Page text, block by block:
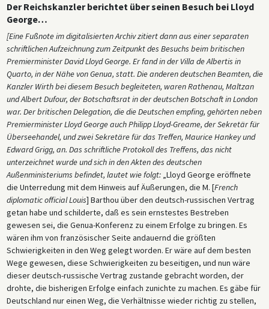
Störungen endete die Konferenz von Genua selbst in völliger
Uneinigkeit: Deutschland wurde ausgeschlossen, Frankreich und
Belgien zogen sich vorzeitig zurück, Russland lehnte das
Schlussdokument ab, und die verbleibenden Teilnehmer erreichten
letztlich kaum mehr als eine teilweise Rückkehr zum Goldstandard.
Einer der interessantesten Teile des Dokuments ist die ausführliche
Zusammenfassung des privaten Treffens, das kurz zuvor zwischen
Reichskanzler Wirth und drei anderen deutschen Beamten auf der
einen Seite und Premierminister Lloyd George und drei britischen
Beamten auf der anderen Seite stattgefunden hatte. Laut der
Zusammenfassung, die ausschließlich aus deutscher Sicht verfasst
wurde, versuchte Lloyd George, die französische Feindseligkeit
gegenüber Deutschland einzuschränken, und fühlte sich dann in seinem
Ziel, eine gesamteuropäische Einigung zu erzielen, durch die
ungeschickten Annäherungsversuche Deutschlands an Russland, die
sein feines staatsmännisches Gespür gestört hatten, enttäuscht.
Außenminister Rathenau brachte seinerseits den deutschen Verdacht
zum Ausdruck, dass Deutschland von wichtigen Verhandlungen auf der
Konferenz von Genua und damit von der entstehenden europäischen
Ordnung ausgeschlossen wurde.
In der Zusammenfassung werden die Gespräche erwähnt, die der
deutsche Diplomat Adolf Georg Otto „Ago“ von Maltzan, der im
Auswärtigen Amt die Osteuropapolitik leitete und eine führende Rolle
Der Reichskanzler berichtet über seinen Besuch bei Lloyd
George…
[Eine Fußnote im digitalisierten Archiv zitiert dann aus einer separaten
schriftlichen Aufzeichnung zum Zeitpunkt des Besuchs beim britischen
Premierminister David Lloyd George. Er fand in der Villa de Albertis in
Quarto, in der Nähe von Genua, statt. Die anderen deutschen Beamten, die
Kanzler Wirth bei diesem Besuch begleiteten, waren Rathenau, Maltzan
und Albert Dufour, der Botschaftsrat in der deutschen Botschaft in London
war. Der britischen Delegation, die die Deutschen empfing, gehörten neben
Premierminister Lloyd George auch Philipp Lloyd-Greame, der Sekretär für
Überseehandel, und zwei Sekretäre für das Treffen, Maurice Hankey und
Edward Grigg, an. Das schriftliche Protokoll des Treffens, das nicht
unterzeichnet wurde und sich in den Akten des deutschen
Außenministeriums befindet, lautet wie folgt:„Lloyd George eröffnete
die Unterredung mit dem Hinweis auf Äußerungen, die M. [French
diplomatic official Louis] Barthou über den deutsch-russischen Vertrag
getan habe und schilderte, daß es sein ernstestes Bestreben
gewesen sei, die Genua-Konferenz zu einem Erfolge zu bringen. Es
wären ihm von französischer Seite andauernd die größten
Schwierigkeiten in den Weg gelegt worden. Er wäre auf dem besten
Wege gewesen, diese Schwierigkeiten zu beseitigen, und nun wäre
dieser deutsch-russische Vertrag zustande gebracht worden, der
drohte, die bisherigen Erfolge einfach zunichte zu machen. Es gäbe für
Deutschland nur einen Weg, die Verhältnisse wieder richtig zu stellen,